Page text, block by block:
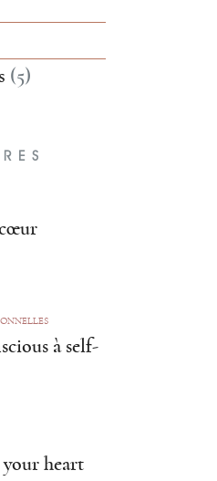
(5)
à self-
heart